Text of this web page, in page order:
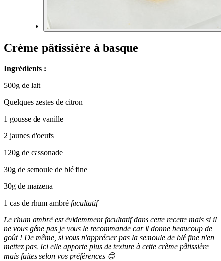
Crème pâtissière à basque
Ingrédients :
500g de lait
Quelques zestes de citron
1 gousse de vanille
2 jaunes d'oeufs
120g de cassonade
30g de semoule de blé fine
30g de maïzena
1 cas de rhum ambré facultatif
Le rhum ambré est évidemment facultatif dans cette recette mais si il
ne vous gêne pas je vous le recommande car il donne beaucoup de
goût ! De même, si vous n'apprécier pas la semoule de blé fine n'en
mettez pas. Ici elle apporte plus de texture à cette crème pâtissière
mais faites selon vos préférences 😊